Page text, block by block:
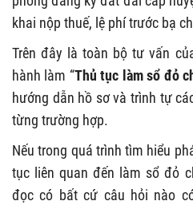
khai nộp thuế, lệ phí trước bạ
Trên đây là toàn bộ tư vấn
hành làm “Thủ tục làm sổ đỏ
hướng dẫn hồ sơ và trình tự
từng trường hợp.
Nếu trong quá trình tìm hiểu
tục liên quan đến làm sổ đỏ
đọc có bất cứ câu hỏi nào